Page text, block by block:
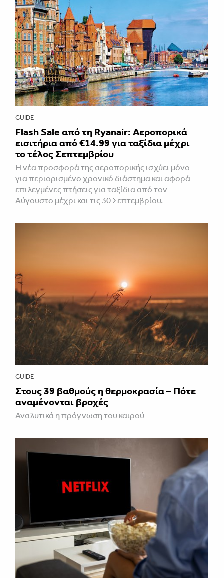
GUIDE
Flash Sale από τη Ryanair: Αεροπορικά
εισιτήρια από €14.99 για ταξίδια μέχρι
το τέλος Σεπτεμβρίου
Η νέα προσφορά της αεροπορικής ισχύει μόνο
για περιορισμένο χρονικό διάστημα και αφορά
επιλεγμένες πτήσεις για ταξίδια από τον
Αύγουστο μέχρι και τις 30 Σεπτεμβρίου.
GUIDE
Στους 39 βαθμούς η θερμοκρασία – Πότε
αναμένονται βροχές
Αναλυτικά η πρόγνωση του καιρού